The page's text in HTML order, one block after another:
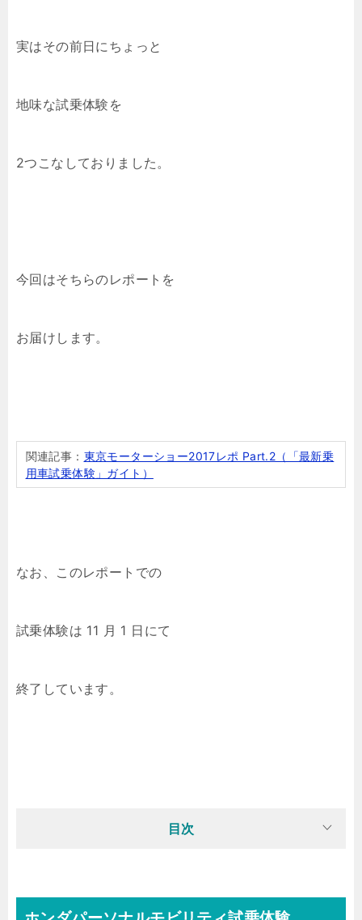
実はその前日にちょっと
地味な試乗体験を
2つこなしておりました。
今回はそちらのレポートを
お届けします。
関連記事： 東京モーターショー2017レポ Part.2（「最新乗
用車試乗体験」ガイト）
なお、このレポートでの
試乗体験は 11 月 1 日にて
終了しています。
目次